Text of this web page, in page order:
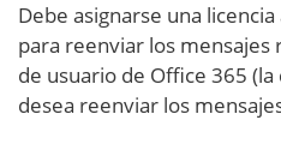
Debe asignarse una
para reenviar los mensajes
de usuario de Office 365
desea reenviar los